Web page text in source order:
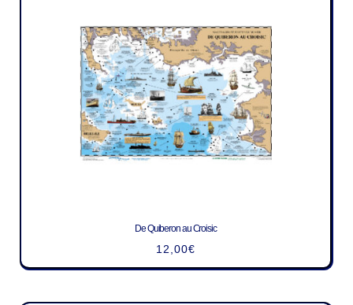
De Quiberon au Croisic
12,00€